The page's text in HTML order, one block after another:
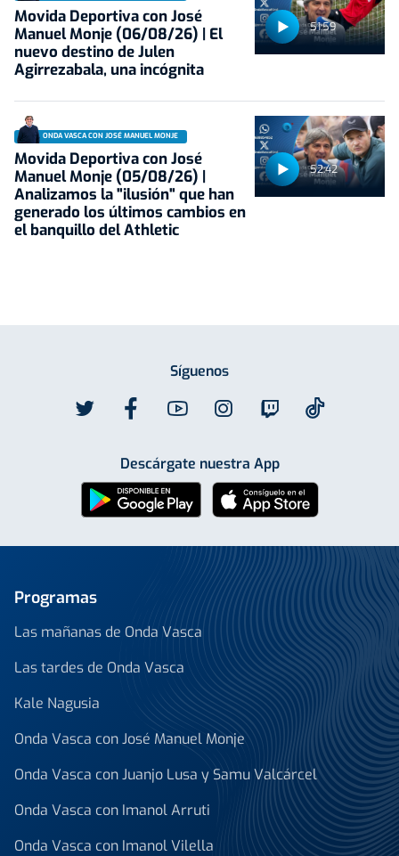
51:59
Movida Deportiva con José
Manuel Monje (06/08/26) | El
nuevo destino de Julen
Agirrezabala, una incógnita
52:42
ONDA VASCA CON JOSÉ MANUEL MONJE
Movida Deportiva con José
Manuel Monje (05/08/26) |
Analizamos la "ilusión" que han
generado los últimos cambios en
el banquillo del Athletic
Síguenos
Descárgate nuestra App
Programas
Las mañanas de Onda Vasca
Las tardes de Onda Vasca
Kale Nagusia
Onda Vasca con José Manuel Monje
Onda Vasca con Juanjo Lusa y Samu Valcárcel
Onda Vasca con Imanol Arruti
Onda Vasca con Imanol Vilella